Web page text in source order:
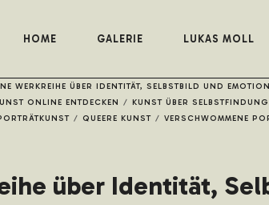
HOME GALERIE LUKAS MOLL
WERKREIHE ÜBER IDENTITÄT, SELBSTBILD UND EMOTION
ONLINE ENTDECKEN / KUNST ÜBER SELBSTFINDUNG
/ QUEERE KUNST / VERSCHWOMMENE
über Identität,